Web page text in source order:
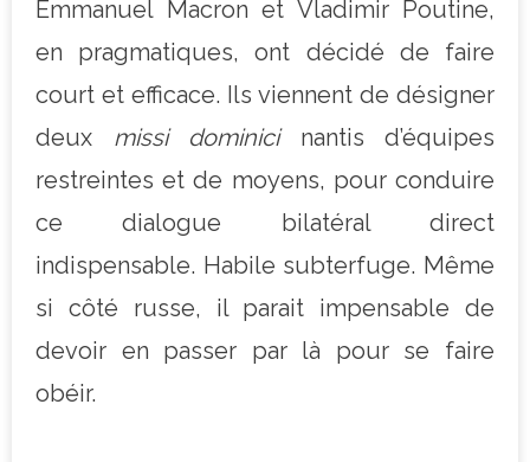
Emmanuel Macron et Vladimir Poutine,
en pragmatiques, ont décidé de faire
court et efficace. Ils viennent de désigner
deux missi dominicinantis d’équipes
restreintes et de moyens, pour conduire
ce dialogue bilatéral direct
indispensable. Habile subterfuge. Même
si côté russe, il parait impensable de
devoir en passer par là pour se faire
obéir.